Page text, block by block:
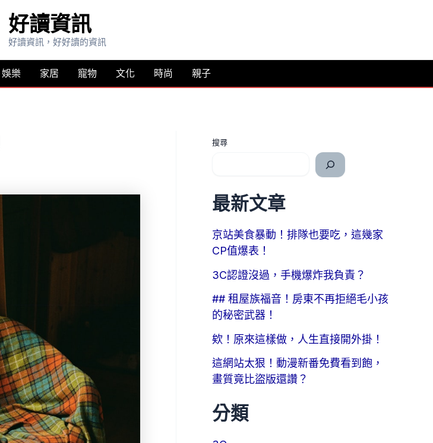
好讀資訊
好讀資訊，好好讀的資訊
娛樂 家居 寵物 文化 時尚 親子
搜尋
最新文章
京站美食暴動！排隊也要吃，這幾家
CP值爆表！
3C認證沒過，手機爆炸我負責？
## 租屋族福音！房東不再拒絕毛小孩
的秘密武器！
欸！原來這樣做，人生直接開外掛！
這網站太狠！動漫新番免費看到飽，
畫質竟比盜版還讚？
分類